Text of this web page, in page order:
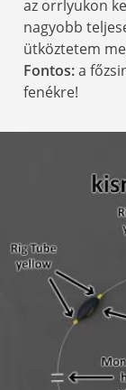
az orrlyukon
nagyobb
ütköztetem
Fontos:a
fenékre!